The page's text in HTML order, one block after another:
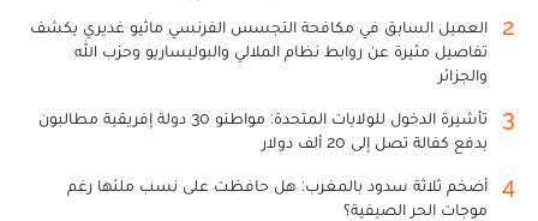
2
العميل السابق في مكافحة التجسس الفرنسي ماثيو غديري يكشف
تفاصيل مثيرة عن روابط نظام الملالي والبوليساريو وحزب الله
والجزائر
3
تأشيرة الدخول للولايات المتحدة: مواطنو 30 دولة إفريقية مطالبون
بدفع كفالة تصل إلى 20 ألف دولار
4
أضخم ثلاثة سدود بالمغرب: هل حافظت على نسب ملئها رغم
موجات الحر الصيفية؟